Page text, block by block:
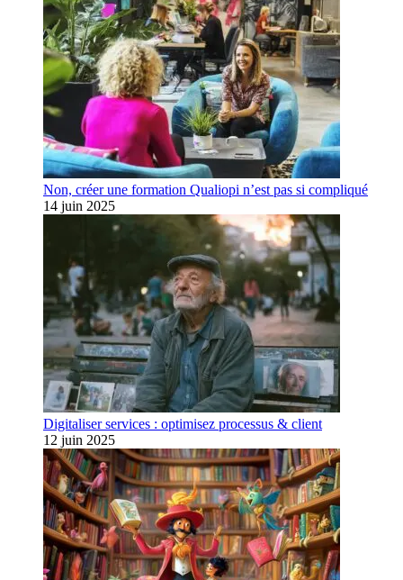
Non, créer une formation Qualiopi n’est pas si compliqué
14 juin 2025
Digitaliser services : optimisez processus & client
12 juin 2025